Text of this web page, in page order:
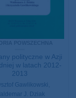
polityczne w Azji
w latach 2012-
2013
Gawlikowski
J. Dziak